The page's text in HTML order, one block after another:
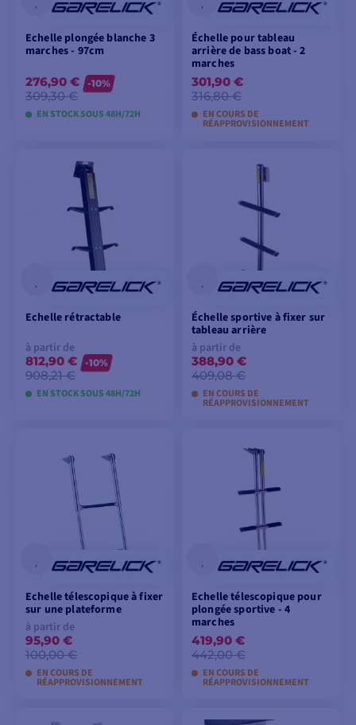
Echelle plongée blanche 3
marches - 97cm
276,90 €
309,30 €
-10%
EN STOCK SOUS 48H/72H
AJOUTER AU
PANIER
Échelle pour tableau
arrière de bass boat - 2
marches
301,90 €
316,80 €
EN COURS DE
RÉAPPROVISIONNEMENT
AJOUTER AU
PANIER
Echelle rétractable
à partir de
812,90 €
908,21 €
-10%
EN STOCK SOUS 48H/72H
Échelle sportive à fixer sur
tableau arrière
à partir de
388,90 €
409,08 €
EN COURS DE
RÉAPPROVISIONNEMENT
VOIR LES MODÈLES
Echelle télescopique à fixer
sur une plateforme
à partir de
95,90 €
100,00 €
EN COURS DE
RÉAPPROVISIONNEMENT
Echelle télescopique pour
plongée sportive - 4
marches
419,90 €
442,00 €
EN COURS DE
RÉAPPROVISIONNEMENT